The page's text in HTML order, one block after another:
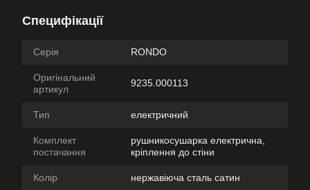
Специфікації
Серія RONDO
Оригінальний
артикул
9235.000113
Тип електричний
Комплект
постачання
рушникосушарка електрична,
кріплення до стіни
Колір нержавіюча сталь сатин